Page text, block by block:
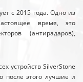
с 2015 года. Одно из
время, это
(антирадаров),
устройств SilverStone
после этого лучшие и